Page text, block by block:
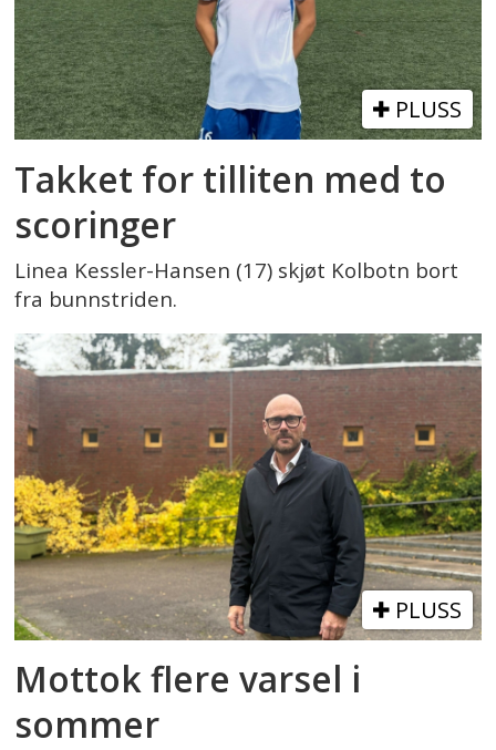
PLUSS
Takket for tilliten med to
scoringer
Linea Kessler-Hansen (17) skjøt Kolbotn bort
fra bunnstriden.
PLUSS
Mottok flere varsel i
sommer